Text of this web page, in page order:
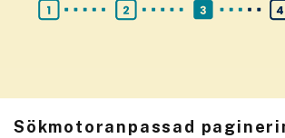
Sökmotoranpassad